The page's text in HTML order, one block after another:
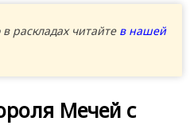
раскладах читайте в нашей
Мечей с